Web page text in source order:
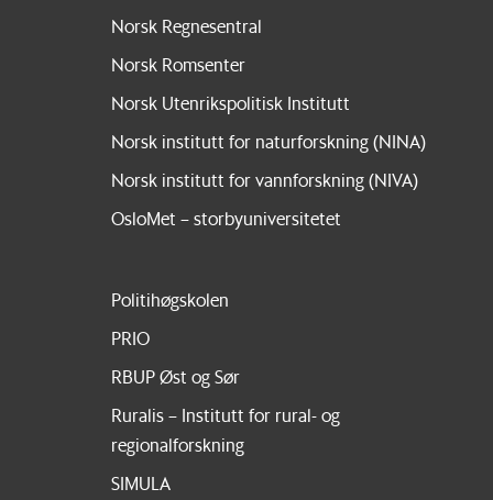
Norsk Regnesentral
Norsk Romsenter
Norsk Utenrikspolitisk Institutt
Norsk institutt for naturforskning (NINA)
Norsk institutt for vannforskning (NIVA)
OsloMet – storbyuniversitetet
Politihøgskolen
PRIO
RBUP Øst og Sør
Ruralis – Institutt for rural- og
regionalforskning
SIMULA